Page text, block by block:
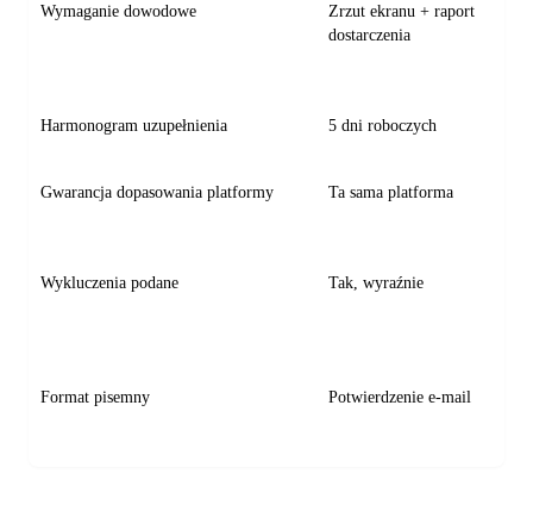
Wymaganie dowodowe
Zrzut ekranu + raport
dostarczenia
Harmonogram uzupełnienia 5 dni roboczych
Gwarancja dopasowania platformy Ta sama platforma
Wykluczenia podane Tak, wyraźnie
Format pisemny Potwierdzenie e-mail